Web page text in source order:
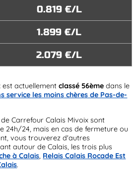
0.819 €/L
1.899 €/L
2.079 €/L
est actuellementclassé 56ème dans le
service les moins chères de Pas-de-
Carrefour Calais Mivoix sont
24h/24, mais en cas de fermeture ou
vous trouverez d'autres
autour de Calais, les trois plus
à Calais, Relais Calais Rocade Est
.